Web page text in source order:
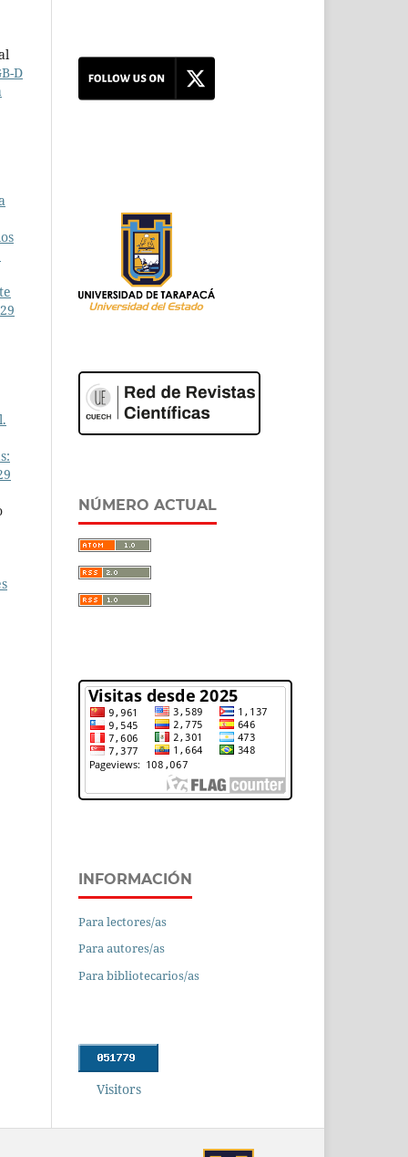
D
NÚMERO ACTUAL
INFORMACIÓN
Para lectores/as
Para autores/as
Para bibliotecarios/as
Visitors